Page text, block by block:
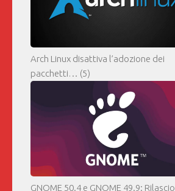
Arch Linux disattiva l’adozione dei
pacchetti… (5)
GNOME 50.4 e GNOME 49.9: Rilascio